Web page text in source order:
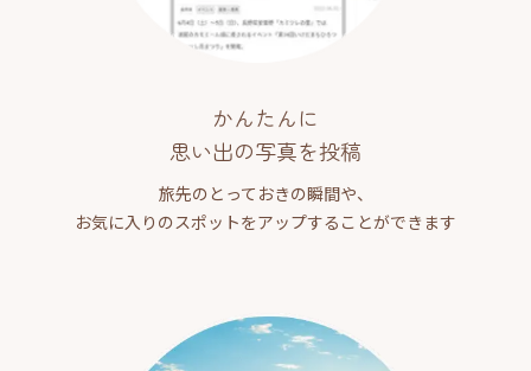
かんたんに
思い出の写真を投稿
旅先のとっておきの瞬間や、
お気に入りのスポットをアップすることができます